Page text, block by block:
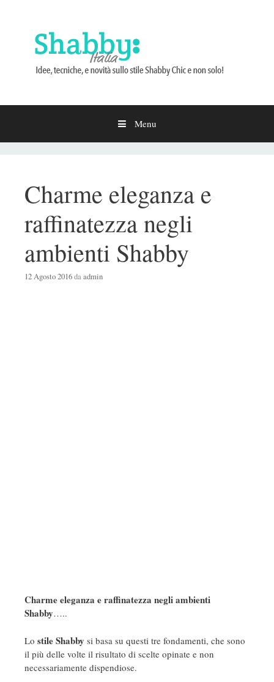
Menu
Charme eleganza e
raffinatezza negli
ambienti Shabby
12 Agosto 2016daadmin
Charme eleganza e raffinatezza negli ambienti
Shabby…..
Lo stile Shabby si basa su questi tre fondamenti, che sono
il più delle volte il risultato di scelte opinate e non
necessariamente dispendiose.